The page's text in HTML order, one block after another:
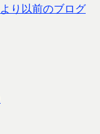
より以前のブログ